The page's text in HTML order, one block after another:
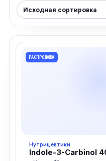
РАСПРОДАЖА
Нутрицевтики
Indole-3-Carbinol